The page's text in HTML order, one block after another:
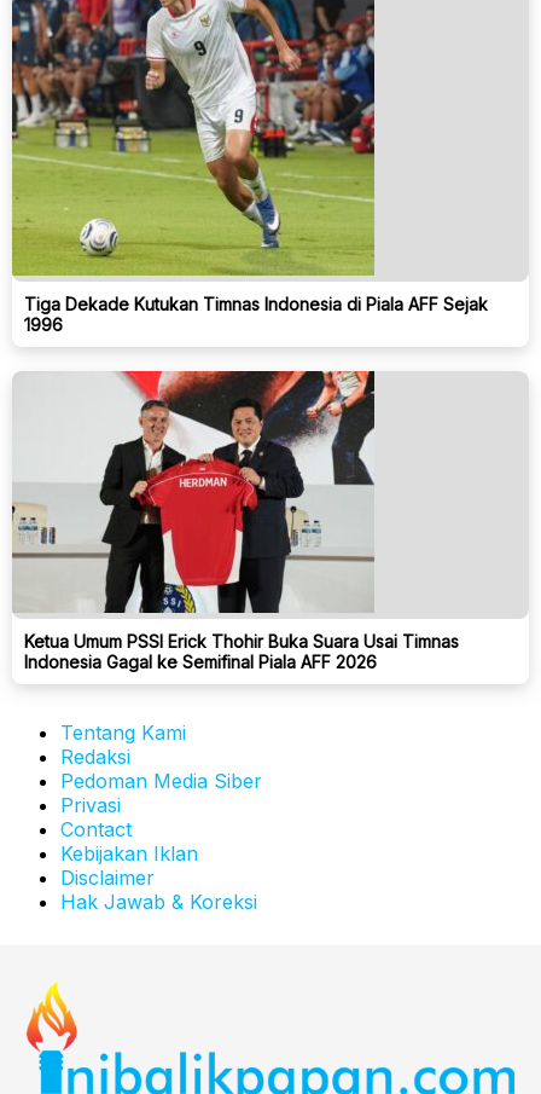
Tiga Dekade Kutukan Timnas Indonesia di Piala AFF Sejak
1996
Ketua Umum PSSI Erick Thohir Buka Suara Usai Timnas
Indonesia Gagal ke Semifinal Piala AFF 2026
Tentang Kami
Redaksi
Pedoman Media Siber
Privasi
Contact
Kebijakan Iklan
Disclaimer
Hak Jawab & Koreksi